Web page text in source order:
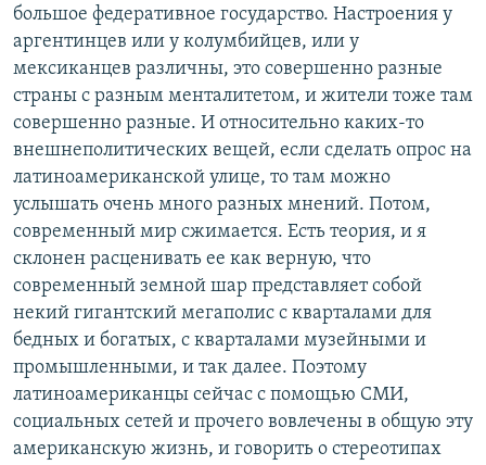
большое федеративное государство. Настроения у
аргентинцев или у колумбийцев, или у
мексиканцев различны, это совершенно разные
страны с разным менталитетом, и жители тоже там
совершенно разные. И относительно каких-то
внешнеполитических вещей, если сделать опрос на
латиноамериканской улице, то там можно
услышать очень много разных мнений. Потом,
современный мир сжимается. Есть теория, и я
склонен расценивать ее как верную, что
современный земной шар представляет собой
некий гигантский мегаполис с кварталами для
бедных и богатых, с кварталами музейными и
промышленными, и так далее. Поэтому
латиноамериканцы сейчас с помощью СМИ,
социальных сетей и прочего вовлечены в общую эту
американскую жизнь, и говорить о стереотипах